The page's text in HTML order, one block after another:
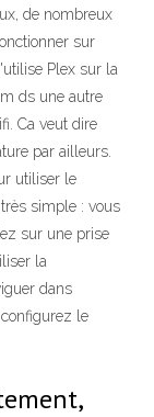
de nombreux
sur
Plex sur la
ds une autre
Ca veut dire
par ailleurs.
utiliser le
simple : vous
sur une prise
la
dans
le